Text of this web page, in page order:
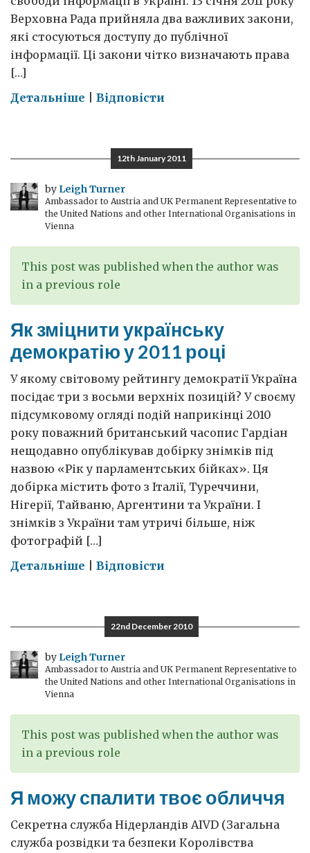
Верховна Рада прийняла два важливих закони,
які стосуються доступу до публічної
інформації. Ці закони чітко визначають права
[…]
Детальніше on
язик
Відповісти
12th January 2011
by Leigh Turner
Ambassador to Austria and UK Permanent Representative to
the United Nations and other International Organisations in
Vienna
This post was published when the author was
in a previous role
Як зміцнити українську
демократію у 2011 році
У якому світовому рейтингу демократії Україна
посідає три з восьми верхніх позицій? У своєму
підсумковому огляді подій наприкінці 2010
року поважний британський часопис Гардіан
нещодавно опублікував добірку знімків під
назвою «Рік у парламентських бійках». Ця
добірка містить фото з Італії, Туреччини,
Нігерії, Тайваню, Аргентини та України. І
знімків з України там утричі більше, ніж
фотографій […]
Детальніше on
українську
демократію
у
2011
Відповісти
22nd December 2010
by Leigh Turner
Ambassador to Austria and UK Permanent Representative to
the United Nations and other International Organisations in
Vienna
This post was published when the author was
in a previous role
Я можу спалити твоє обличчя
Секретна служба Нідерландів AIVD (Загальна
служба розвідки та безпеки Королівства